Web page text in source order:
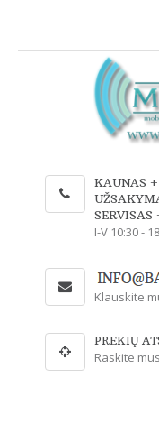
KAUNAS
SERVISAS
I-V 10:30 -
Klauskite
PREKIŲ
Raskite